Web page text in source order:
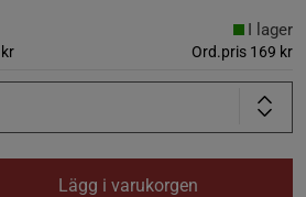
Ord.pris 169 kr
I lager
Lägg i varukorgen